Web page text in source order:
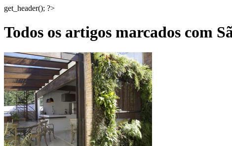
get_header(); ?>
Todos os artigos marcados com